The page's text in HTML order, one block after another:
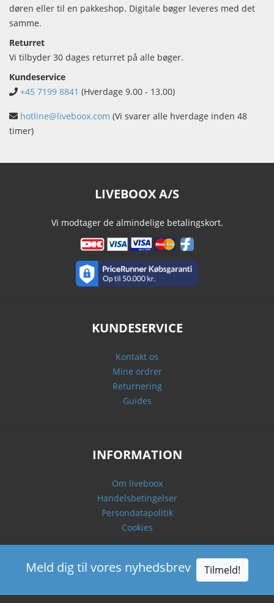
døren eller til en pakkeshop. Digitale bøger leveres med det
samme.
Returret
Vi tilbyder 30 dages returret på alle bøger.
Kundeservice
+45 7199 8841 (Hverdage 9.00 - 13.00)
hotline@liveboox.com (Vi svarer alle hverdage inden 48
timer)
LIVEBOOX A/S
Vi modtager de almindelige betalingskort.
KUNDESERVICE
Kontakt os
Mine ordrer
Returnering
Guides
INFORMATION
Om liveboox
Handelsbetingelser
Persondatapolitik
Cookies
Meld dig til vores nyhedsbrev Tilmeld!